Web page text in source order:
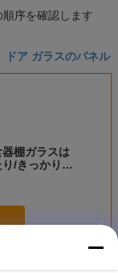
序を確認します
ドア ガラスのパネル
棚ガラスは
/きっかり